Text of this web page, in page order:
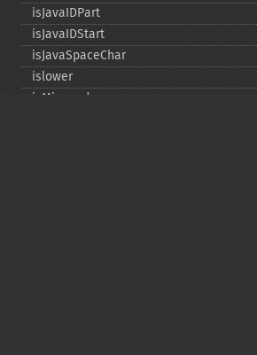
isJavaIDPart
isJavaIDStart
isJavaSpaceChar
islower
isMirrored